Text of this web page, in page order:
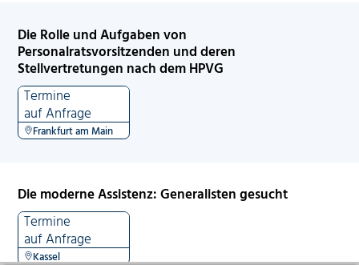
Die Rolle und Aufgaben von
Personalratsvorsitzenden und deren
Stellvertretungen nach dem HPVG
Termine
auf Anfrage
Frankfurt am Main
Die moderne Assistenz: Generalisten gesucht
Termine
auf Anfrage
Kassel